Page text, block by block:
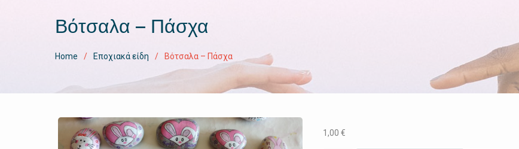
Βότσαλα – Πάσχα
Home Εποχιακά είδη Βότσαλα – Πάσχα
1,00€